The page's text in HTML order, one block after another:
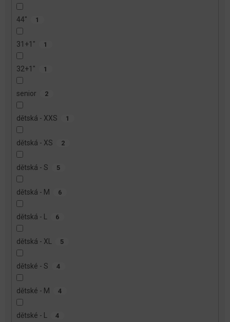
44" 1
31+1" 1
32+1" 1
senior 2
dětská - XXS 1
dětská - XS 2
dětská - S 5
dětská - M 6
dětská - L 6
dětská - XL 5
dětské - S 4
dětské - M 4
dětské - L 4